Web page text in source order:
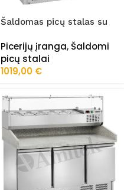
Šaldomas picų stalas su
Picerijų įranga, Šaldomi
picų stalai
1019,00 €